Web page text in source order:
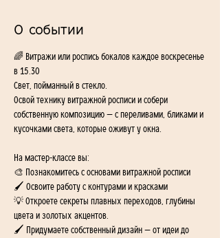
О событии
🌈 Витражи или роспись бокалов каждое воскресенье
в 15.30
Свет, пойманный в стекло.
Освой технику витражной росписи и собери
собственную композицию — с переливами, бликами и
кусочками света, которые оживут у окна.
На мастер-классе вы:
🎨 Познакомитесь с основами витражной росписи
🖌️ Освоите работу с контурами и красками
💡 Откроете секреты плавных переходов, глубины
цвета и золотых акцентов.
🖌 Придумаете собственный дизайн — от идеи до